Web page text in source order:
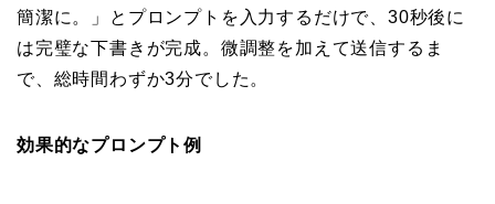
簡潔に。」とプロンプトを入力するだけで、30秒後に
は完璧な下書きが完成。微調整を加えて送信するま
で、総時間わずか3分でした。
効果的なプロンプト例